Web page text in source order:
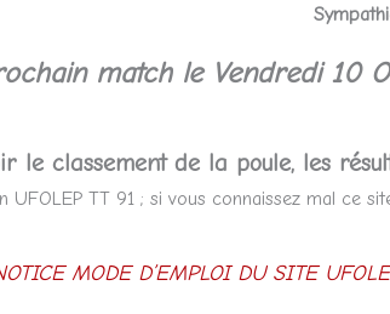
match le Vendredi 10
le classement de la poule, les
UFOLEP TT 91 ; si vous connaissez mal ce
MODE D’EMPLOI DU SITE